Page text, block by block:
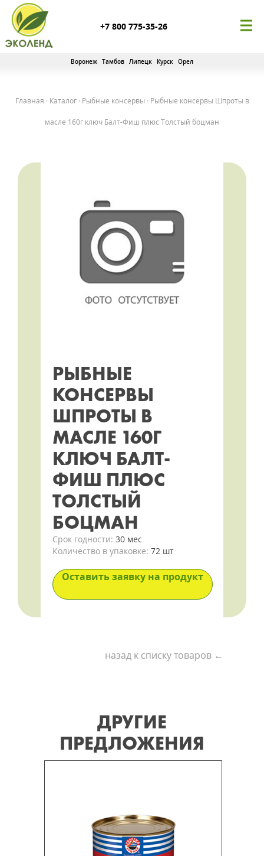
+7 800 775-35-26
Воронеж Тамбов Липецк Курск Орел
Главная · Каталог· Рыбные консервы · Рыбные консервы Шпроты в
масле 160г ключ Балт-Фиш плюс Толстый боцман
РЫБНЫЕ
КОНСЕРВЫ
ШПРОТЫ В
МАСЛЕ 160Г
КЛЮЧ БАЛТ-
ФИШ ПЛЮС
ТОЛСТЫЙ
БОЦМАН
Срок годности: 30 мес
Количество в упаковке: 72 шт
Оставить заявку на продукт
назад к списку товаров ←
ДРУГИЕ
ПРЕДЛОЖЕНИЯ